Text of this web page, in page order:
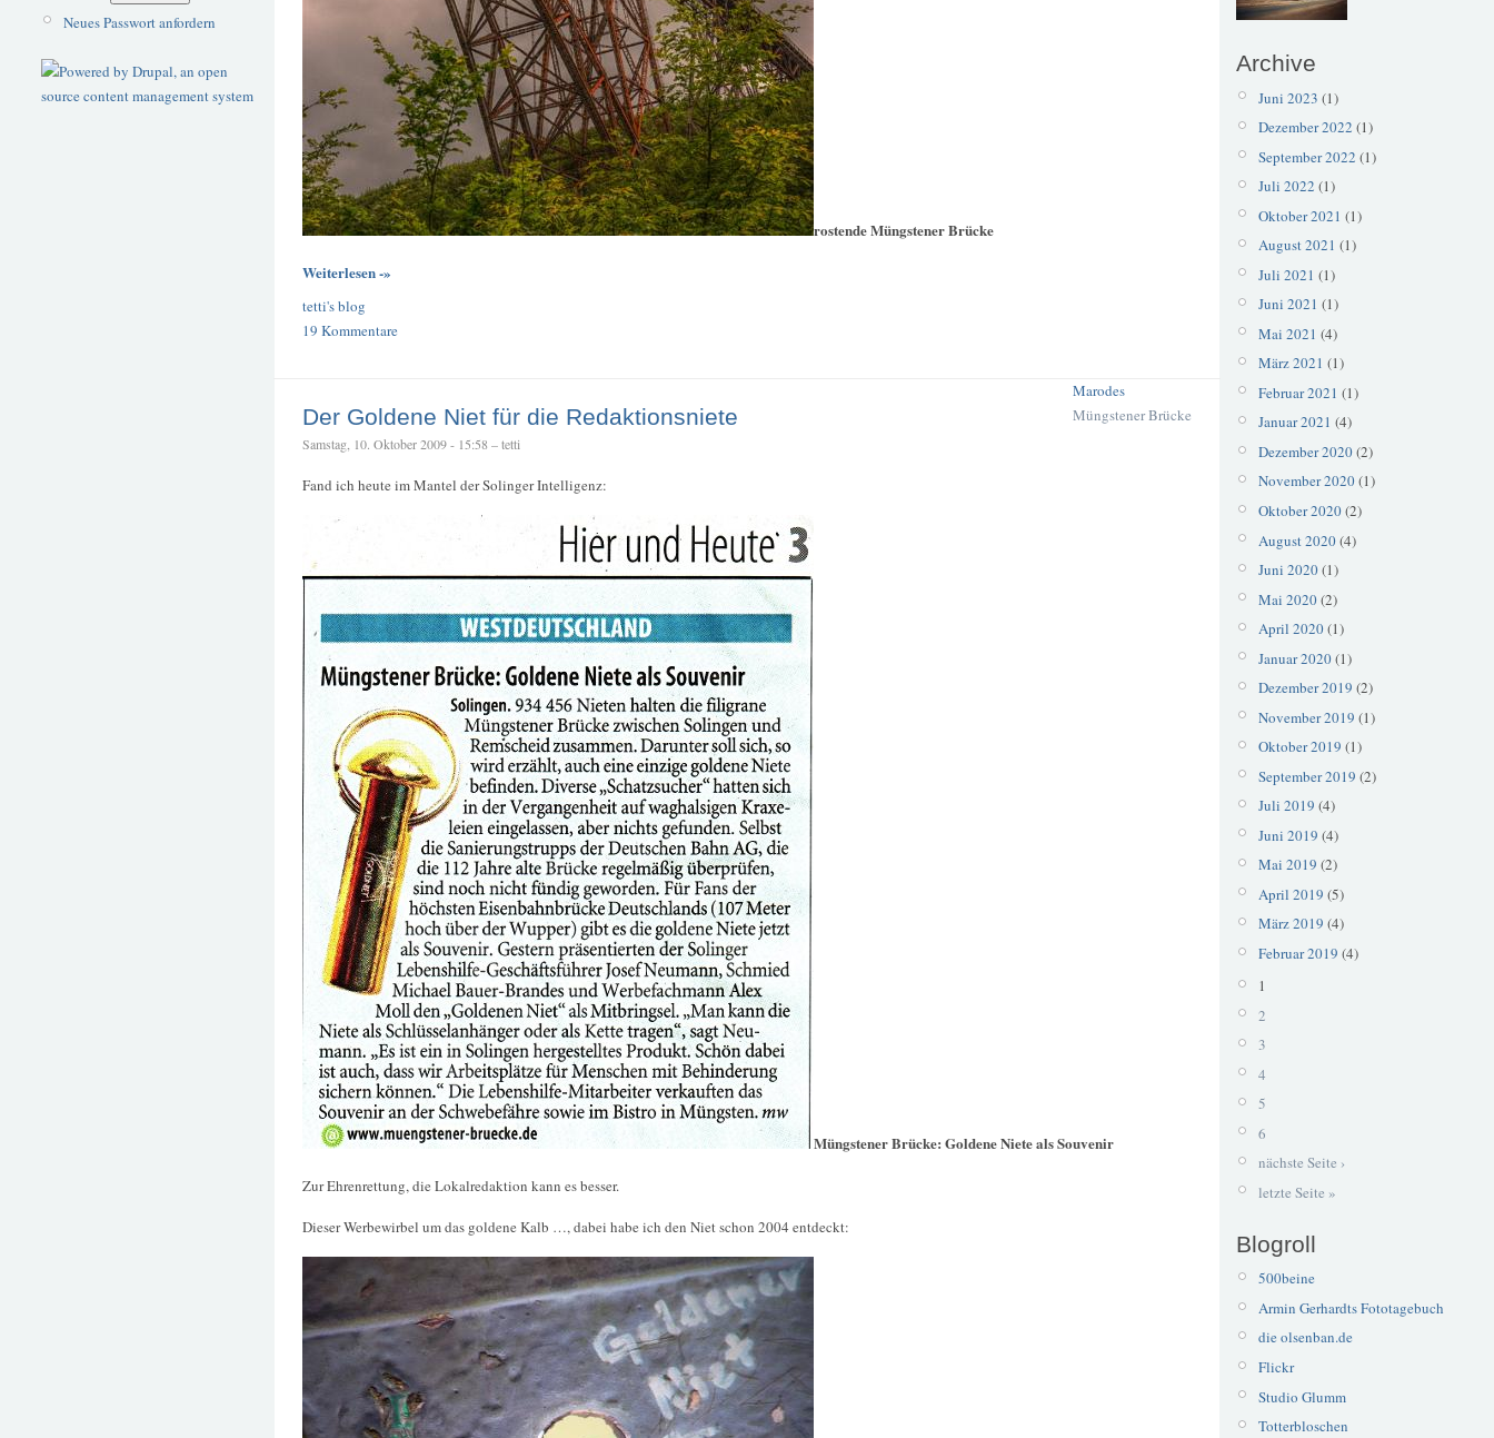
Neues Passwort anfordern
rostende Müngstener Brücke
Weiterlesen -»
tetti's blog
19 Kommentare
Marodes
Müngstener Brücke
Der Goldene Niet für die Redaktionsniete
Samstag, 10. Oktober 2009 - 15:58 – tetti
Fand ich heute im Mantel der Solinger Intelligenz:
Müngstener Brücke: Goldene Niete als Souvenir
Zur Ehrenrettung, die Lokalredaktion kann es besser.
Dieser Werbewirbel um das goldene Kalb …, dabei habe ich den Niet schon 2004 entdeckt:
Archive
Juni 2023 (1)
Dezember 2022 (1)
September 2022 (1)
Juli 2022 (1)
Oktober 2021 (1)
August 2021 (1)
Juli 2021 (1)
Juni 2021 (1)
Mai 2021 (4)
März 2021 (1)
Februar 2021 (1)
Januar 2021 (4)
Dezember 2020(2)
November 2020(1)
Oktober 2020(2)
August 2020(4)
Juni 2020(1)
Mai 2020(2)
April 2020(1)
Januar 2020(1)
Dezember 2019 (2)
November 2019 (1)
Oktober 2019 (1)
September 2019 (2)
Juli 2019 (4)
Juni 2019 (4)
Mai 2019 (2)
April 2019 (5)
März 2019 (4)
Februar 2019 (4)
1
2
3
4
5
6
nächste Seite ›
letzte Seite »
Blogroll
500beine
Armin Gerhardts Fototagebuch
die olsenban.de
Flickr
Studio Glumm
Totterbloschen